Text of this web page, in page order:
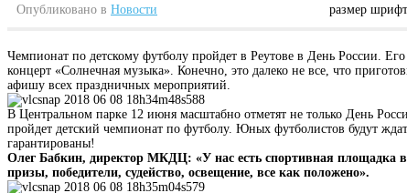
Опубликовано в Новости размер
Чемпионат по детскому футболу пройдет в Реутове в День России.
концерт «Солнечная музыка». Конечно, это далеко не все, что
афишу всех праздничных мероприятий.
В Центральном парке 12 июня масштабно отметят не только День
пройдет детский чемпионат по футболу. Юных футболистов будут
гарантированы!
Олег Бабкин, директор МКДЦ: «У нас есть спортивная площадка
призы, победители, судейство, освещение, все как положено».